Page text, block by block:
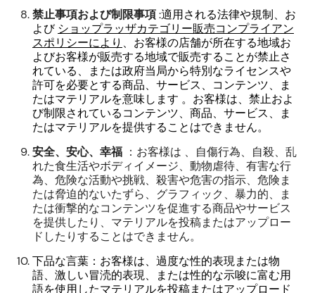
禁止事項および制限事項:適用される法律や規制、お
よび ショップラッザカテゴリー販売コンプライアン
スポリシーにより 、お客様の店舗が所在する地域お
よびお客様が販売する地域で販売することが禁止さ
れている、または政府当局から特別なライセンスや
許可を必要とする商品、サービス、コンテンツ、ま
たはマテリアルを意味します 。お客様は、禁止およ
び制限されているコンテンツ、商品、サービス、ま
たはマテリアルを提供することはできません。
安全、安心、幸福 ：お客様は 、自傷行為、自殺、乱
れた食生活やボディイメージ、動物虐待、有害な行
為、危険な活動や挑戦、殺害や危害の指示、危険ま
たは脅迫的ないたずら、グラフィック、暴力的、ま
たは衝撃的なコンテンツを促進する商品やサービス
を提供したり、マテリアルを投稿またはアップロー
ドしたりすることはできません。
下品な言葉：お客様は、過度な性的表現または物
語、激しい冒涜的表現、または性的な示唆に富む用
語を使用したマテリアルを投稿またはアップロード